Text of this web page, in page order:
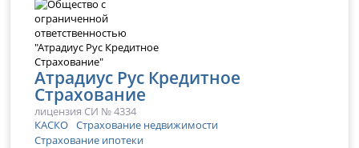
Атрадиус Рус Кредитное
Страхование
лицензия СИ № 4334
КАСКО Страхование недвижимости
Страхование ипотеки